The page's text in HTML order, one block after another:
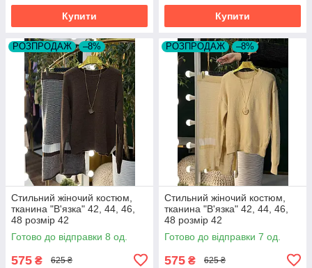
Купити Купити
РОЗПРОДАЖ –8%
Стильний жіночий костюм,
тканина "В'язка" 42, 44, 46,
48 розмір 42
Готово до відправки 8 од.
575 ₴ 625 ₴
РОЗПРОДАЖ –8%
Стильний жіночий костюм,
тканина "В'язка" 42, 44, 46,
48 розмір 42
Готово до відправки 7 од.
575 ₴ 625 ₴